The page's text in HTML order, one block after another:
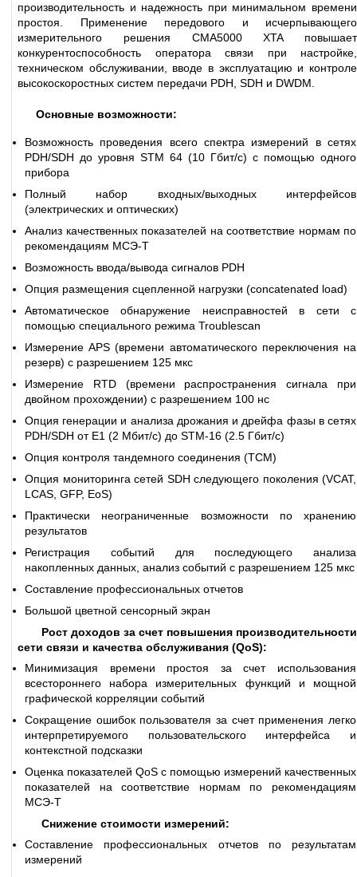
производительность и надежность при минимальном времени
простоя. Применение передового и исчерпывающего
измерительного решения СМА5000 XTA повышает
конкурентоспособность оператора связи при настройке,
техническом обслуживании, вводе в эксплуатацию и контроле
высокоскоростных систем передачи PDH, SDH и DWDM.
Основные возможности:
Возможность проведения всего спектра измерений в сетях
PDH/SDH до уровня STM 64 (10 Гбит/с) с помощью одного
прибора
Полный набор входных/выходных интерфейсов
(электрических и оптических)
Анализ качественных показателей на соответствие нормам по
рекомендациям МСЭ-Т
Возможность ввода/вывода сигналов PDH
Опция размещения сцепленной нагрузки (concatenated load)
Автоматическое обнаружение неисправностей в сети с
помощью специального режима Troublescan
Измерение APS (времени автоматического переключения на
резерв) с разрешением 125 мкс
Измерение RTD (времени распространения сигнала при
двойном прохождении) с разрешением 100 нс
Опция генерации и анализа дрожания и дрейфа фазы в сетях
PDH/SDH от E1 (2 Мбит/с) до STM-16 (2.5 Гбит/с)
Опция контроля тандемного соединения (TCM)
Опция мониторинга сетей SDH следующего поколения (VCAT,
LCAS, GFP, EoS)
Практически неограниченные возможности по хранению
результатов
Регистрация событий для последующего анализа
накопленных данных, анализ событий с разрешением 125 мкс
Составление профессиональных отчетов
Большой цветной сенсорный экран
Рост доходов за счет повышения производительности
сети связи и качества обслуживания (QoS):
Минимизация времени простоя за счет использования
всестороннего набора измерительных функций и мощной
графической корреляции событий
Сокращение ошибок пользователя за счет применения легко
интерпретируемого пользовательского интерфейса и
контекстной подсказки
Оценка показателей QoS с помощью измерений качественных
показателей на соответствие нормам по рекомендациям
МСЭ-Т
Снижение стоимости измерений:
Составление профессиональных отчетов по результатам
измерений